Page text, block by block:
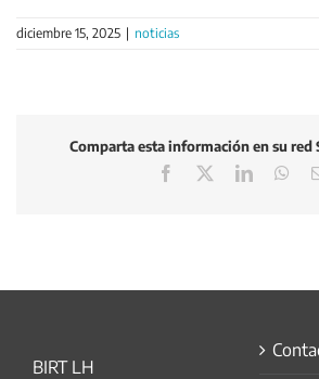
diciembre 15, 2025 | noticias
Comparta esta información en su
Facebook
LinkedIn
BIRT LH